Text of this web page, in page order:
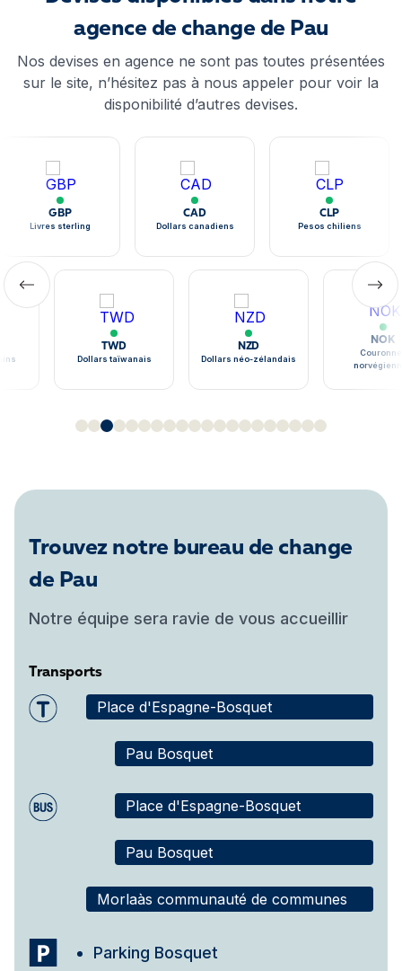
agence de change de Pau
Nos devises en agence ne sont pas toutes présentées
sur le site, n’hésitez pas à nous appeler pour voir la
disponibilité d’autres devises.
GBP
Livres sterling
CAD
Dollars canadiens
CLP
Pesos chiliens
TWD
Dollars taïwanais
NZD
Dollars néo-zélandais
NOK
Trouvez notre bureau de change
de Pau
Notre équipe sera ravie de vous accueillir
Transports
Place d'Espagne-Bosquet
Pau Bosquet
Place d'Espagne-Bosquet
Pau Bosquet
Morlaàs communauté de communes
Parking Bosquet